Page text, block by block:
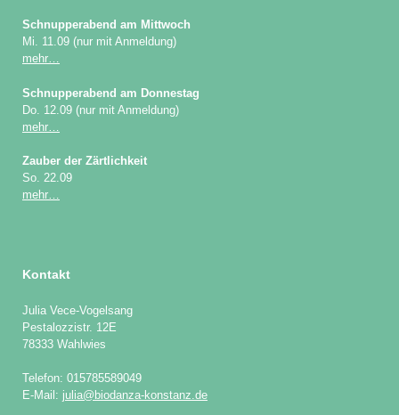
Schnupperabend am Mittwoch
Mi. 11.09 (nur mit Anmeldung)
mehr…
Schnupperabend am Donnestag
Do. 12.09 (nur mit Anmeldung)
mehr…
Zauber der Zärtlichkeit
So. 22.09
mehr…
Kontakt
Julia Vece-Vogelsang
Pestalozzistr. 12E
78333 Wahlwies
Telefon: 015785589049
E-Mail: julia@biodanza-konstanz.de